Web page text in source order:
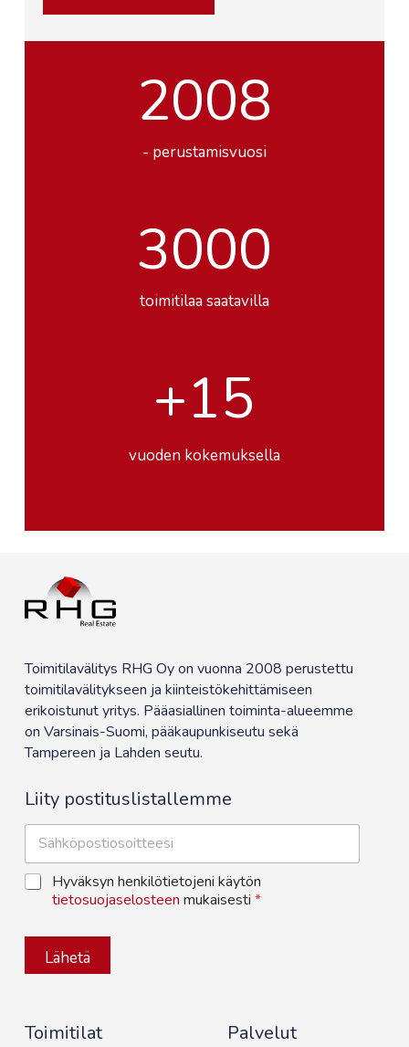
2008
- perustamisvuosi
3000
toimitilaa saatavilla
+15
vuoden kokemuksella
Toimitilavälitys RHG Oy on vuonna 2008 perustettu
toimitilavälitykseen ja kiinteistökehittämiseen
erikoistunut yritys. Pääasiallinen toiminta-alueemme
on Varsinais-Suomi, pääkaupunkiseutu sekä
Tampereen ja Lahden seutu.
Liity postituslistallemme
S
h
k
o
t
T
t
a
Hyväksyn henkilötietojeni käytön
tietosuojaselosteen mukaisesti *
Lähetä
Toimitilat Palvelut